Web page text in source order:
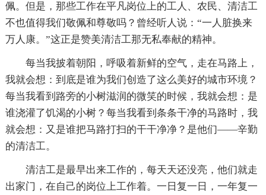
佩。但是，那些工作在平凡岗位上的工人、农民、清洁工
不也值得我们敬佩和尊敬吗？曾经听人说：“一人脏换来
万人康。”这正是赞美清洁工那无私奉献的精神。
每当我披着朝阳，呼吸着新鲜的空气，走在马路上，
我就会想：到底是谁为我们创造了这么美好的城市环境？
每当我看到路旁的小树滋润的微笑的时候，我就会想：是
谁浇灌了饥渴的小树？每当我看到条条干净的马路时，我
就会想：又是谁把马路打扫的干干净净？是他们——辛勤
的清洁工。
清洁工是最早出来工作的，每天天还没亮，他们就走
出家门，在自己的岗位上工作着。一日复一日，一年复一